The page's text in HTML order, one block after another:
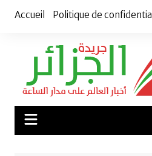
Accueil Politique de